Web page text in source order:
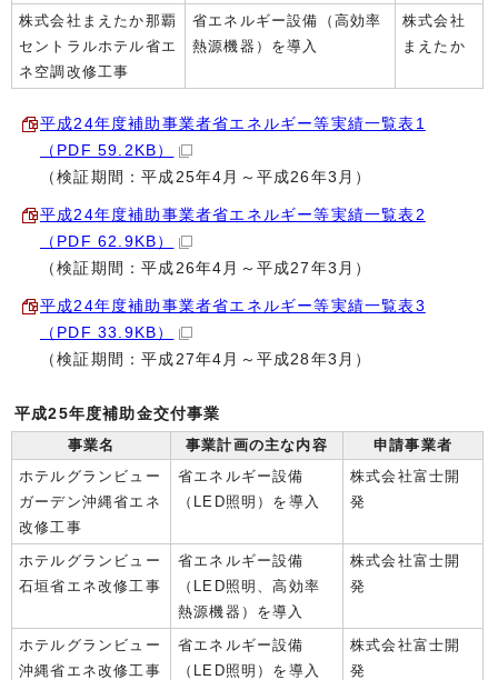
株式会社まえたか那覇
セントラルホテル省エ
ネ空調改修工事
省エネルギー設備（高効率
熱源機器）を導入
株式会社
まえたか
平成24年度補助事業者省エネルギー等実績一覧表1
（PDF 59.2KB）
（検証期間：平成25年4月～平成26年3月）
平成24年度補助事業者省エネルギー等実績一覧表2
（PDF 62.9KB）
（検証期間：平成26年4月～平成27年3月）
平成24年度補助事業者省エネルギー等実績一覧表3
（PDF 33.9KB）
（検証期間：平成27年4月～平成28年3月）
平成25年度補助金交付事業
事業名
事業計画の主な内容
申請事業者
ホテルグランビュー
ガーデン沖縄省エネ
改修工事
省エネルギー設備
（LED照明）を導入
株式会社富士開
発
ホテルグランビュー
石垣省エネ改修工事
省エネルギー設備
（LED照明、高効率
熱源機器）を導入
株式会社富士開
発
ホテルグランビュー
沖縄省エネ改修工事
省エネルギー設備
（LED照明）を導入
株式会社富士開
発